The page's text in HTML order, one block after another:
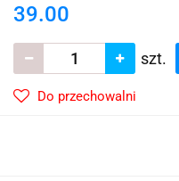
39.00
szt.
Do przechowalni